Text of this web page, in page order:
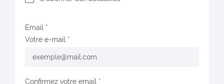
Email
Votre e-mail
Confirmez votre email